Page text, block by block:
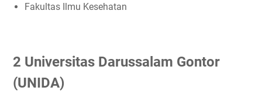
Fakultas Ilmu Kesehatan
2 Universitas Darussalam Gontor
(UNIDA)